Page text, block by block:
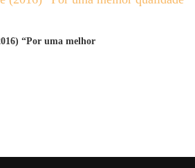
“Por uma melhor